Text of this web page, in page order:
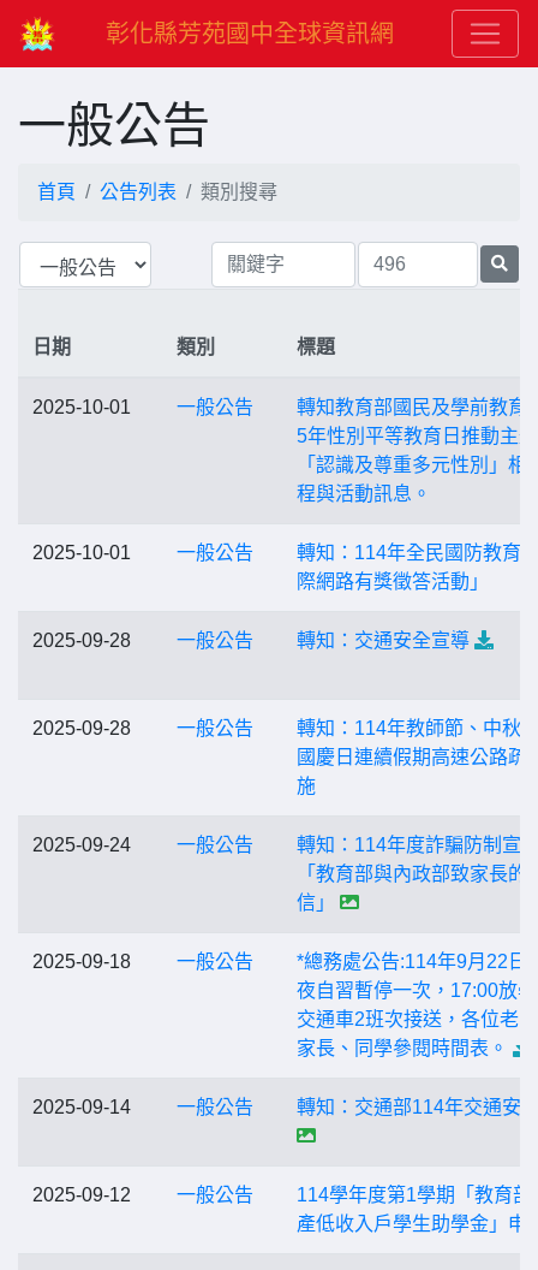
彰化縣芳苑國中全球資訊網
一般公告
首頁 公告列表 類別搜尋
日期 類別 標題
2025-10-01 一般公告
轉知教育部國民及學前教育
5年性別平等教育日推動主
「認識及尊重多元性別」相
程與活動訊息。
2025-10-01 一般公告
轉知：114年全民國防教育
際網路有獎徵答活動」
2025-09-28 一般公告 轉知：交通安全宣導
2025-09-28 一般公告
轉知：114年教師節、中秋
國慶日連續假期高速公路疏
施
2025-09-24 一般公告
轉知：114年度詐騙防制宣
「教育部與內政部致家長的
信」
2025-09-18 一般公告
*總務處公告:114年9月22日(
夜自習暫停一次，17:00放
交通車2班次接送，各位老
家長、同學參閱時間表。
2025-09-14 一般公告 轉知：交通部114年交通安
2025-09-12 一般公告
114學年度第1學期「教育部
產低收入戶學生助學金」申